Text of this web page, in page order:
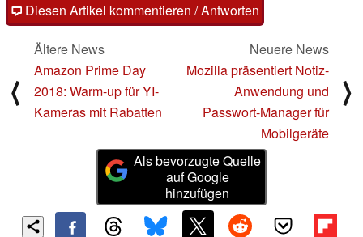
Diesen Artikel kommentieren / Antworten
⟨
Ältere News
Amazon Prime Day
2018: Warm-up für YI-
Kameras mit Rabatten
Neuere News
Mozilla präsentiert Notiz-
Anwendung und
Passwort-Manager für
Mobilgeräte
⟩
Als bevorzugte Quelle
auf Google
hinzufügen